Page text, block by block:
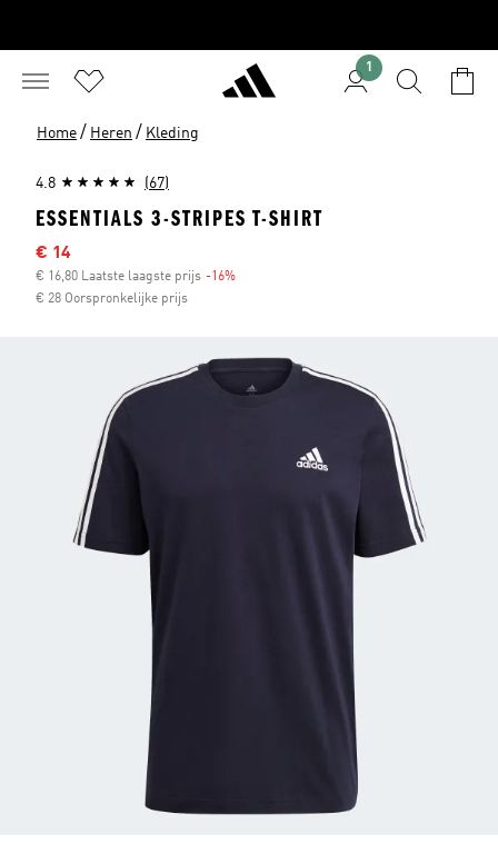
1
Home / Heren / Kleding
4.8 (67)
ESSENTIALS 3-STRIPES T-SHIRT
Sale price
€ 14
€ 16,80 Laatste laagste prijs -16%
€ 28 Oorspronkelijke prijs